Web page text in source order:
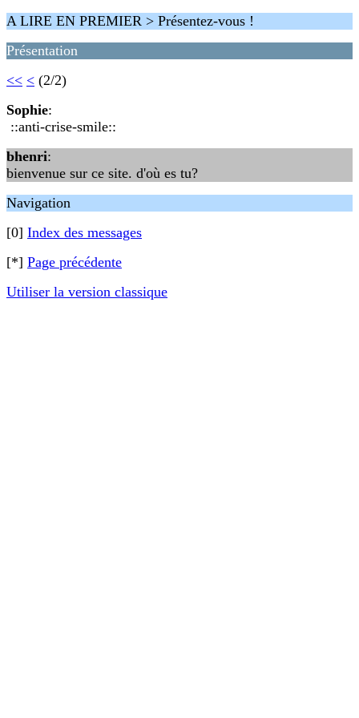
A LIRE EN PREMIER > Présentez-vous !
Présentation
<< < (2/2)
Sophie:
::anti-crise-smile::
bhenri:
bienvenue sur ce site. d'où es tu?
Navigation
[0] Index des messages
[*] Page précédente
Utiliser la version classique